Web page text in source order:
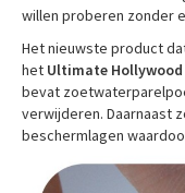
willen proberen zonder
Het nieuwste product
het Ultimate Hollywood
bevat
verwijderen. Daarnaast
beschermlagen